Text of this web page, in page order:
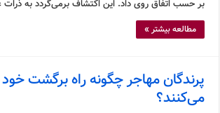
بر حسب اتفاق روی داد. این اکتشاف برمی‌گردد به
مطالعه بیشتر »
پرندگان مهاجر چگونه راه برگشت خود
می‌کنند؟